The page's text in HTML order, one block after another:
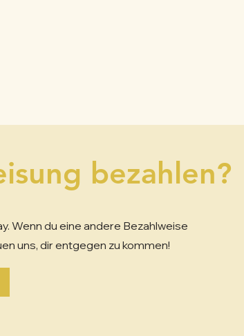
bezahlen?
Wenn du eine andere Bezahlweise
uns, dir entgegen zu kommen!